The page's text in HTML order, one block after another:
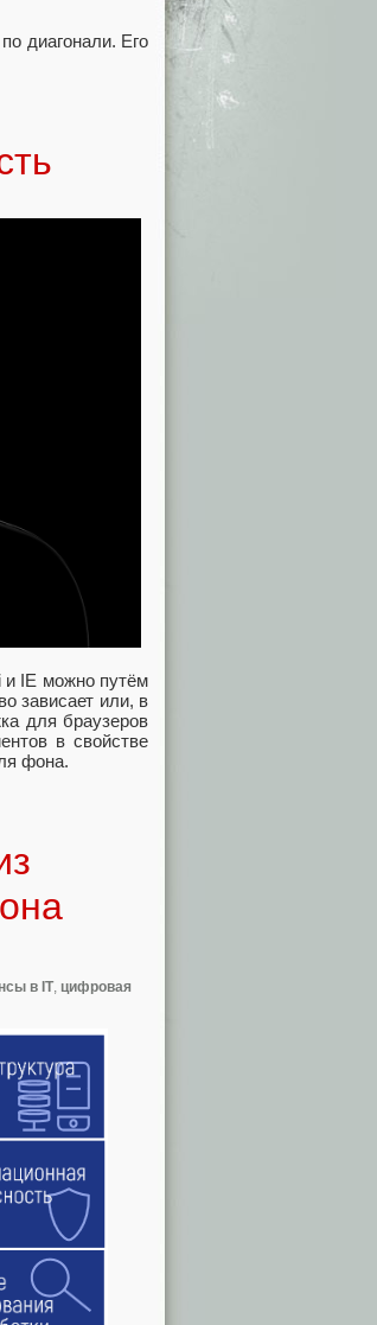
диагонали. Его
и IE можно путём
зависает или, в
для браузеров
в свойстве
фона.
в IT, цифровая